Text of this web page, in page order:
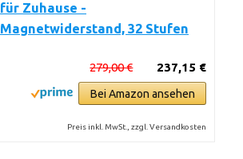
für Zuhause -
Magnetwiderstand, 32 Stufen
237,15 €
279,00 €
Bei Amazon ansehen
Preis inkl. MwSt., zzgl. Versandkosten